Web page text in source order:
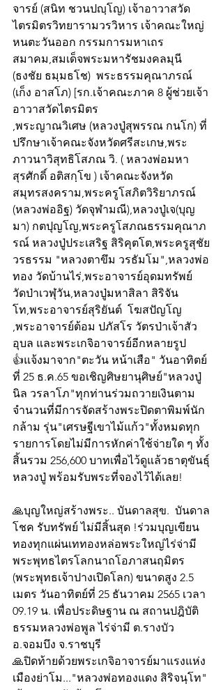
จารย์ (สนิท ชวนปญฺโญ) เจ้าอาวาสวัด
ไตรมิตรวิทยารามวรวิหาร เจ้าคณะใหญ่
หนตะวันออก กรรมการมหาเถร
สมาคม,สมเด็จพระมหารัชมงคลมุนี
(ธงชัย ธมฺมธโช)  พระธรรมคุณาภรณ์
(เก็ง อาสโภ) [รก.เจ้าคณะภาค 8 ผู้ช่วยเจ้า
อาวาสวัดไตรมิตร
,พระญาณวิเศษ (หลวงปู่สุพรรณ กนโก) ที่
ปรึกษาเจ้าคณะจังหวัดศรีสะเกษ,พระ
ภาวนาวิสุทธิโสภณ วิ. ( หลวงพ่อมหา
สุรศักดิ์ อติสกฺโข ) เจ้าคณะจังหวัด
สมุทรสงคราม,พระครูโสภิตวิริยาภรณ์
(หลวงพ่ออิฐ) วัดจุฬามณี),หลวงปู่เจ(บุญ
มา) กตปุญโญ,พระครูโสภณธรรมคุณาภ
รณ์ หลวงปู่ประเสริฐ สิริคุตโต,พระครูสุชัย
วรธรรม "หลวงตาขึม วรธัมโม",หลวงพ่อ
ทอง วัดบ้านไร่,พระอาจารย์อุดมทรัพย์
วัดป่าเวฬุวัน,หลวงปู่มหาสิลา สิริจัน
โท,พระอาจารย์สุริยันต์  โฆสปัญโญ
,พระอาจารย์ต้อม ปภัสโร วัตรป่าเจ้าสัว
อุบล และพระเกจิอาจารย์อีกหลายรูป
👍แจ้งมาจาก"ตะวัน หน้าเสือ" วันอาทิตย์
ที่ 25 ธ.ค.65 ขอเชิญศิษยานุศิษย์"หลวงปู่
นิล วรลาโภ"ทุกท่านร่วมถวายเงินตาม
จำนวนที่มีการจัดสร้างพระปิดตาพิมพ์นัก
กล้าม รุ่น"เศรษฐีเขาไม้แก้ว"ทั้งหมดทุก
รายการโดยไม่มีการหักค่าใช้จ่ายใด ๆ ทั้ง
สิ้นรวม 256,600 บาทเพื่อไว้ดูแล้วธาตุขันธุ์
หลวงปู่ พร้อมรับพระที่จองไว้ได้เลย!
🙏บุญใหญ่สร้างพระ.. บันดาลสุข.  บันดาล
โชค รับทรัพย์ ไม่มีสิ้นสุด !ร่วมบุญเขียน
ทองทุกแผ่นเททองหล่อพระใหญ่ไร่จ่ามี
พระพุทธไตรโลกนาถโอภาสนฤมิตร
(พระพุทธเจ้าปางเปิดโลก) ขนาดสูง 2.5
เมตร วันอาทิตย์ที่ 25 ธันวาคม 2565 เวลา
09.19 น. เพื่อประดิษฐาน ณ สถานปฎิบัติ
ธรรมหลวงพ่อพูล ไร่จ่ามี ต.รางบัว
อ.จอมบึง จ.ราชบุรี
🙏ปิดท้ายด้วยพระเกจิอาจารย์มาแรงแห่ง
เมืองย่าโม..."หลวงพ่อทองแดง สิริจนฺโท"